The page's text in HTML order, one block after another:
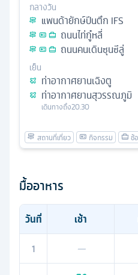
กลางวัน
แพนด้ายักษ์ปีนตึก IFS
ถนนไท่กู๋หลี่
ถนนคนเดินซุนซีลู่
เย็น
ท่าอากาศยานเฉิงตู
ท่าอากาศยานสุวรรณภูมิ
เดินทางถึง20.30
มื้ออาหาร
วันที่ เช้า
1
—